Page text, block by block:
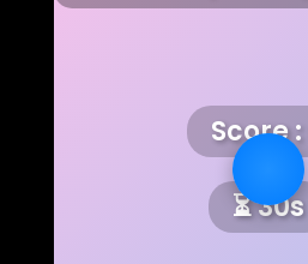
Score :
⏳30s